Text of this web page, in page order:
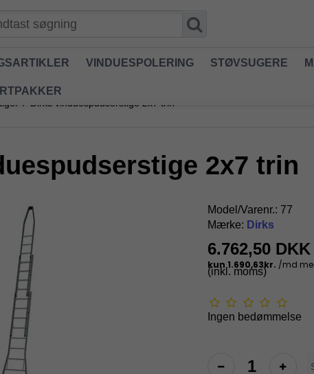
VINDUESPOLERING STØVSUGERE
/ Dirks vinduespudserstige 2x7 trin
2x7 trin
Model/Varenr.: 77
Mærke: Dirks
6.762,50 DKK
(inkl. moms)
Ingen bedømmelse